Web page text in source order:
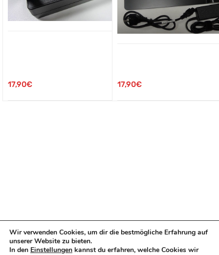
17,90€ 17,90€
Wir verwenden Cookies, um dir die bestmögliche Erfahrung auf
unserer Website zu bieten.
In den Einstellungen kannst du erfahren, welche Cookies wir